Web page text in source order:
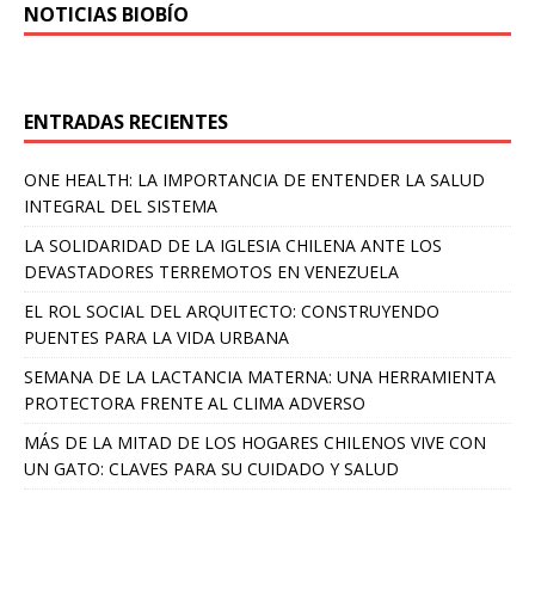
NOTICIAS BIOBÍO
ENTRADAS RECIENTES
ONE HEALTH: LA IMPORTANCIA DE ENTENDER LA SALUD
INTEGRAL DEL SISTEMA
LA SOLIDARIDAD DE LA IGLESIA CHILENA ANTE LOS
DEVASTADORES TERREMOTOS EN VENEZUELA
EL ROL SOCIAL DEL ARQUITECTO: CONSTRUYENDO
PUENTES PARA LA VIDA URBANA
SEMANA DE LA LACTANCIA MATERNA: UNA HERRAMIENTA
PROTECTORA FRENTE AL CLIMA ADVERSO
MÁS DE LA MITAD DE LOS HOGARES CHILENOS VIVE CON
UN GATO: CLAVES PARA SU CUIDADO Y SALUD